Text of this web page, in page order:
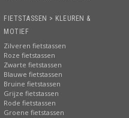
FIETSTASSEN > KLEUREN &
MOTIEF
Zilveren fietstassen
Roze fietstassen
Zwarte fietstassen
Blauwe fietstassen
Bruine fietstassen
Grijze fietstassen
Rode fietstassen
Groene fietstassen